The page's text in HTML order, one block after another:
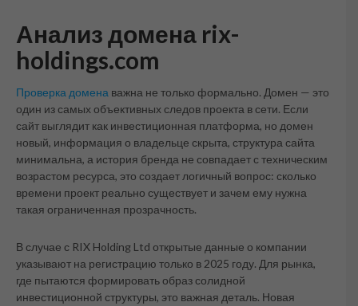
Анализ домена rix-
holdings.com
Проверка домена важна не только формально. Домен — это
один из самых объективных следов проекта в сети. Если
сайт выглядит как инвестиционная платформа, но домен
новый, информация о владельце скрыта, структура сайта
минимальна, а история бренда не совпадает с техническим
возрастом ресурса, это создает логичный вопрос: сколько
времени проект реально существует и зачем ему нужна
такая ограниченная прозрачность.
В случае с RIX Holding Ltd открытые данные о компании
указывают на регистрацию только в 2025 году. Для рынка,
где пытаются формировать образ солидной
инвестиционной структуры, это важная деталь. Новая